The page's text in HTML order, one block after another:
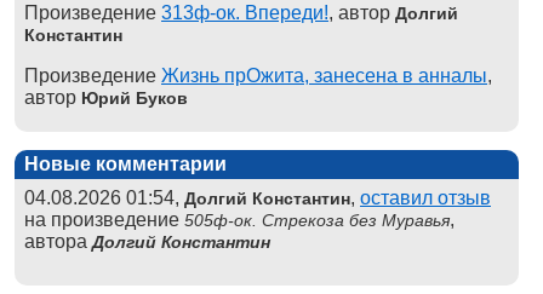
Произведение 313ф-ок. Впереди!, автор Долгий
Константин
Произведение Жизнь прОжита, занесена в анналы,
автор Юрий Буков
Новые комментарии
04.08.2026 01:54, Долгий Константин, оставил отзыв
на произведение 505ф-ок. Стрекоза без Муравья,
автораДолгий Константин